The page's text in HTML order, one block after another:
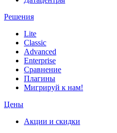
Решения
Lite
Classic
Advanced
Enterprise
Сравнение
Плагины
Мигрируй к нам!
Цены
Акции и скидки